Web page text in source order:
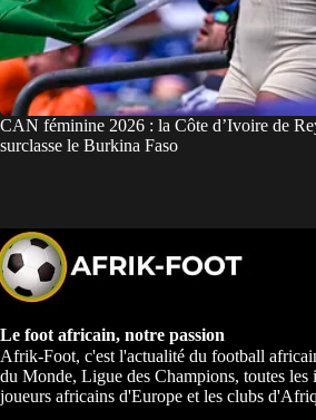
CAN féminine 2026 : la Côte d’Ivoire de
surclasse le Burkina Faso
Le foot africain, notre passion
Afrik-Foot, c'est l'actualité du football
du Monde, Ligue des Champions, toutes les
joueurs africains d'Europe et les clubs